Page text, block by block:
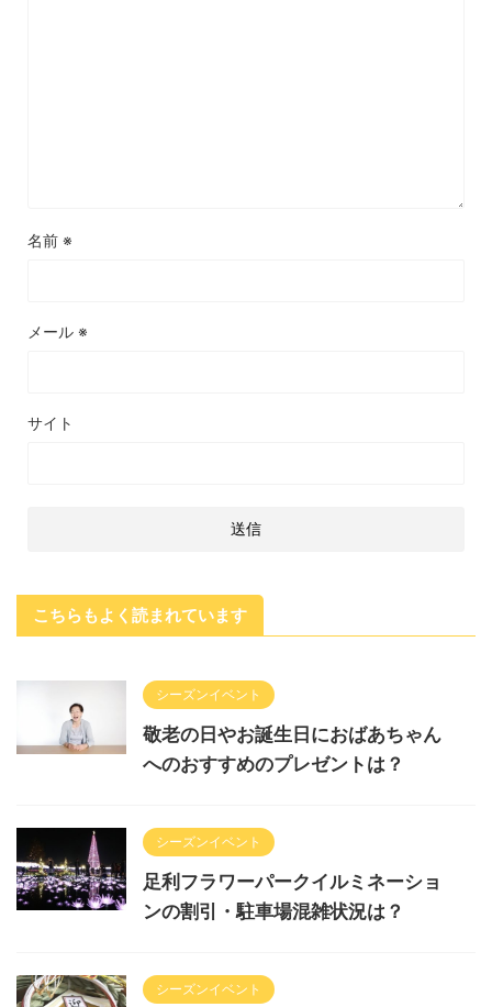
名前 ※
メール ※
サイト
こちらもよく読まれています
シーズンイベント
敬老の日やお誕生日におばあちゃん
へのおすすめのプレゼントは？
シーズンイベント
足利フラワーパークイルミネーショ
ンの割引・駐車場混雑状況は？
シーズンイベント